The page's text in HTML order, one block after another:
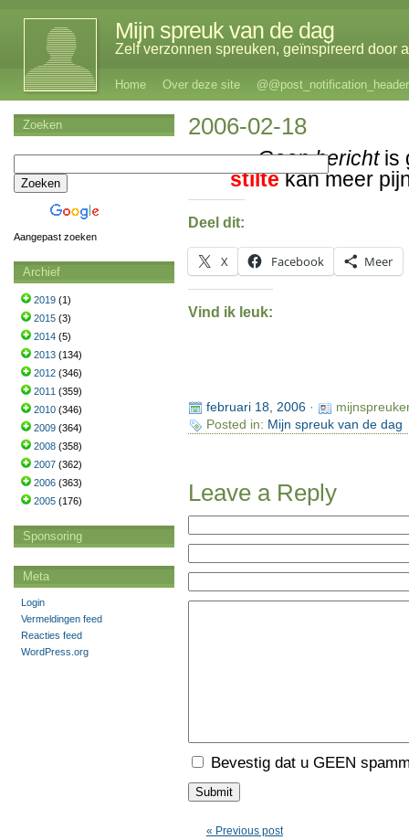
Mijn spreuk van de dag
Zelf verzonnen spreuken, geïnspireerd door
Home Over deze site @@post_notification_header
2006-02-18
Geen berichtis
stiltekan meer
Deel dit:
X Facebook Meer
Vind ik leuk:
februari 18, 2006·
Posted in: Mijn spreuk van de dag
Leave a Reply
Bevestig dat u GEEN
« Previous post
Zoeken
Aangepast zoeken
Archief
2019 (1)
2015 (3)
2014 (5)
2013 (134)
2012 (346)
2011 (359)
2010 (346)
2009 (364)
2008 (358)
2007 (362)
2006 (363)
2005 (176)
Sponsoring
Meta
Login
Vermeldingen feed
Reacties feed
WordPress.org